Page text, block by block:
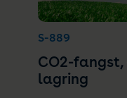
S-889
CO2-
lagring